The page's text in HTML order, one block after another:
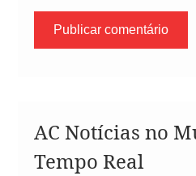
AC Notícias no
Tempo Real